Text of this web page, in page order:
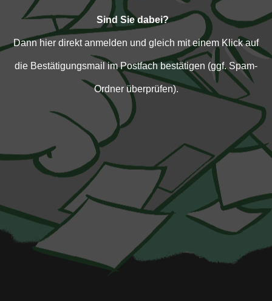
Sind Sie dabei?
Dann hier direkt anmelden und gleich mit einem Klick auf
die Bestätigungsmail im Postfach bestätigen (ggf. Spam-
Ordner überprüfen).